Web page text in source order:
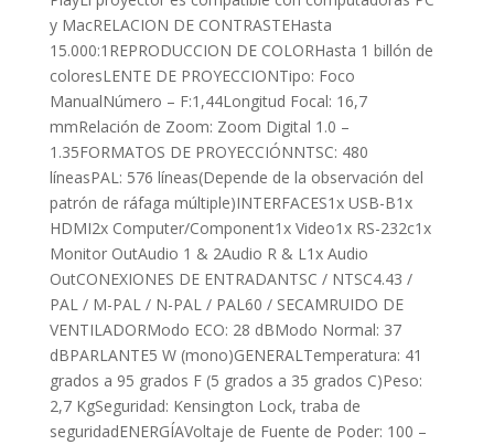
y MacRELACION DE CONTRASTEHasta
15.000:1REPRODUCCION DE COLORHasta 1 billón de
coloresLENTE DE PROYECCIONTipo: Foco
ManualNúmero – F:1,44Longitud Focal: 16,7
mmRelación de Zoom: Zoom Digital 1.0 –
1.35FORMATOS DE PROYECCIÓNNTSC: 480
líneasPAL: 576 líneas(Depende de la observación del
patrón de ráfaga múltiple)INTERFACES1x USB-B1x
HDMI2x Computer/Component1x Video1x RS-232c1x
Monitor OutAudio 1 & 2Audio R & L1x Audio
OutCONEXIONES DE ENTRADANTSC / NTSC4.43 /
PAL / M-PAL / N-PAL / PAL60 / SECAMRUIDO DE
VENTILADORModo ECO: 28 dBModo Normal: 37
dBPARLANTE5 W (mono)GENERALTemperatura: 41
grados a 95 grados F (5 grados a 35 grados C)Peso:
2,7 KgSeguridad: Kensington Lock, traba de
seguridadENERGÍAVoltaje de Fuente de Poder: 100 –